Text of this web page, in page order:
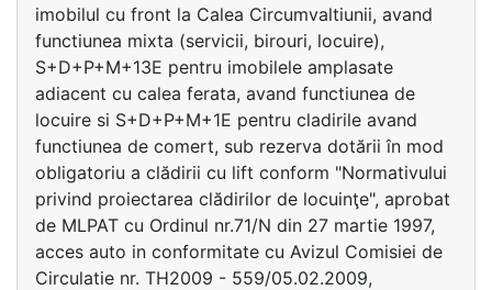
imobilul cu front la Calea Circumvaltiunii, avand
functiunea mixta (servicii, birouri, locuire),
S+D+P+M+13E pentru imobilele amplasate
adiacent cu calea ferata, avand functiunea de
locuire si S+D+P+M+1E pentru cladirile avand
functiunea de comert, sub rezerva dotării în mod
obligatoriu a clădirii cu lift conform "Normativului
privind proiectarea clădirilor de locuinţe", aprobat
de MLPAT cu Ordinul nr.71/N din 27 martie 1997,
acces auto in conformitate cu Avizul Comisiei de
Circulatie nr. TH2009 - 559/05.02.2009,